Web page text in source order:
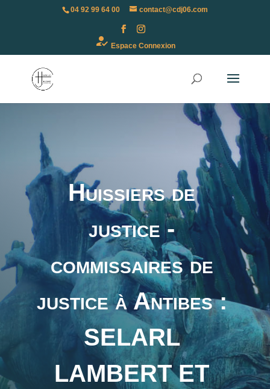
04 92 99 64 00 contact@cdj06.com
how_to_reg Espace Connexion
Huissiers de
justice -
commissaires de
justice à Antibes :
SELARL
LAMBERT ET